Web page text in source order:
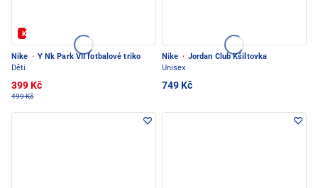
Kód: FOTBAL20
Nike · Y Nk Park VII fotbalové triko
Děti
399 Kč
499 Kč
Nike · Jordan Club Kšiltovka
Unisex
749 Kč